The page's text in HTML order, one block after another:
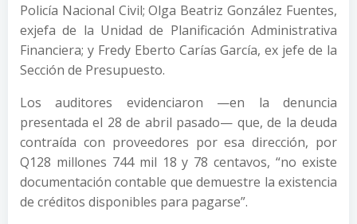
Policía Nacional Civil; Olga Beatriz González Fuentes,
exjefa de la Unidad de Planificación Administrativa
Financiera; y Fredy Eberto Carías García, ex jefe de la
Sección de Presupuesto.
Los auditores evidenciaron —en la denuncia
presentada el 28 de abril pasado— que, de la deuda
contraída con proveedores por esa dirección, por
Q128 millones 744 mil 18 y 78 centavos, “no existe
documentación contable que demuestre la existencia
de créditos disponibles para pagarse”.